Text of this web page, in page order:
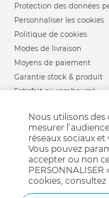
Protection des données
Personnaliser les cookies
Politique de cookies
Modes de livraison
Moyens de paiement
Garantie stock & produit
Satisfait ou remboursé
allobébé vous
Sites et partenaires
Nos labels
Nos licences
Besoin d'aide ?
FAQ
Nous utilisons des
mesurer
réseaux sociaux
Vous pouvez
accepter ou non
cookies,